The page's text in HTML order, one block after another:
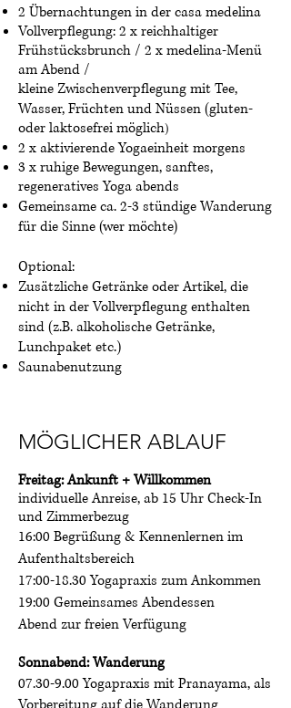
2 Übernachtungen in der casa medelina
Vollverpflegung: 2 x reichhaltiger
Frühstücksbrunch / 2 x medelina-Menü
am Abend /
kleine Zwischenverpflegung mit Tee,
Wasser, Früchten und Nüssen(gluten-
oder laktosefrei möglich)
2 x aktivierende Yogaeinheit morgens
3 x ruhige Bewegungen, sanftes,
regeneratives Yoga abends
Gemeinsame ca. 2-3 stündige Wanderung
für die Sinne (wer möchte)
Optional:
Zusätzliche Getränke oder Artikel, die
nicht in der Vollverpflegung enthalten
sind (z.B. alkoholische Getränke,
Lunchpaket etc.)
Saunabenutzung
MÖGLICHER ABLAUF
Freitag: Ankunft + Willkommen
individuelle Anreise, ab 15 Uhr Check-In
und Zimmerbezug
16:00 Begrüßung & Kennenlernen im
Aufenthaltsbereich
17:00-18.30 Yogapraxis zum Ankommen
19:00 Gemeinsames Abendessen
Abend zur freien Verfügung
Sonnabend: Wanderung
07.30-9.00 Yogapraxis mit Pranayama, als